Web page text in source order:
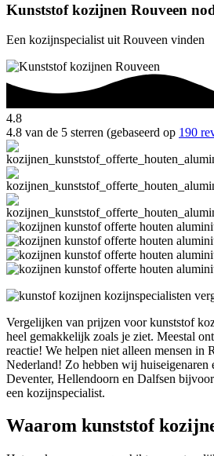
Kunststof kozijnen Rouveen
Een kozijnspecialist uit Rouveen vinden
4.8
4.8 van de 5 sterren (gebaseerd op 190
Vergelijken van prijzen voor kunststof
heel gemakkelijk zoals je ziet. Meestal
reactie! We helpen niet alleen mensen in
Nederland! Zo hebben wij huiseigenaren
Deventer, Hellendoorn en Dalfsen
een kozijnspecialist.
Waarom kunststof